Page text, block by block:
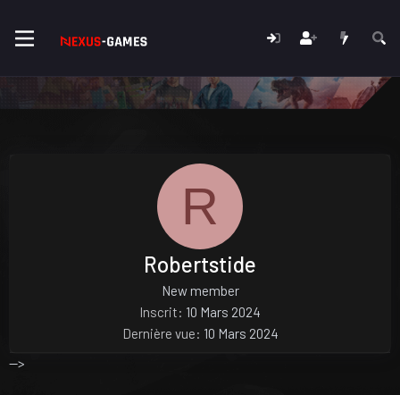
R
Robertstide
New member
Inscrit
10 Mars 2024
Dernière vue
10 Mars 2024
-->